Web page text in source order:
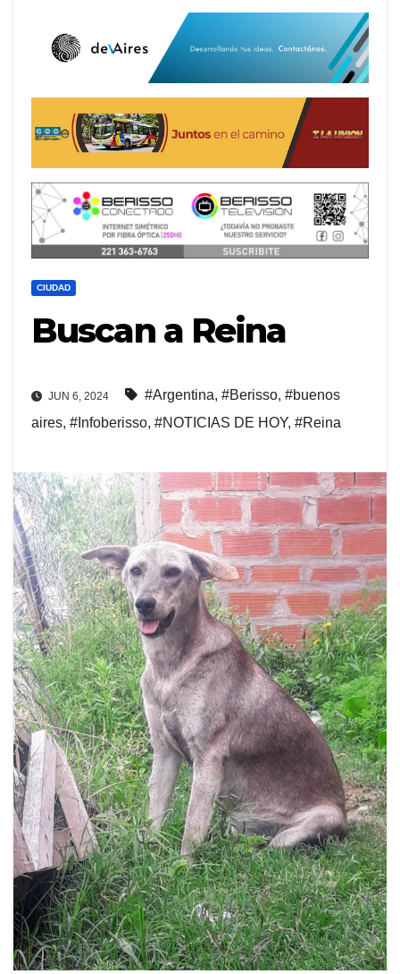
CIUDAD
Buscan a Reina
JUN 6, 2024 #Argentina, #Berisso, #buenos
aires, #Infoberisso, #NOTICIAS DE HOY, #Reina